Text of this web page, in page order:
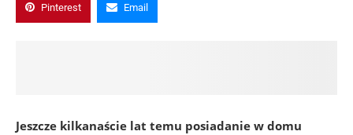
Pinterest Email
Jeszcze kilkanaście lat temu posiadanie w domu